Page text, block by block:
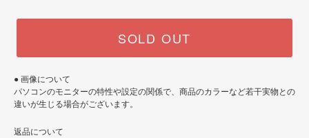
SOLD OUT
● 画像について
パソコンのモニターの特性や設定の関係で、商品のカラーなど若干実物との
違いが生じる場合がございます。
返品について